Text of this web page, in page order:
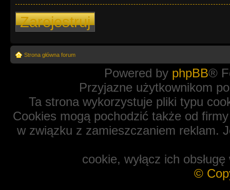
Zarejestruj
Strona główna forum
Powered by phpBB®
Przyjazne użytkownikom
Ta strona wykorzystuje pliki typu
Cookies mogą pochodzić także od
w związku z zamieszczaniem reklam.
cookie, wyłącz ich
©